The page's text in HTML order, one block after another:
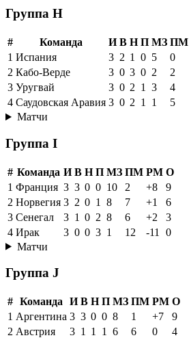
Группа H
# Команда И В Н П МЗ ПМ
1 Испания 3 2 1 0 5 0
2 Кабо-Верде 3 0 3 0 2 2
3 Уругвай 3 0 2 1 3 4
4 Саудовская Аравия 3 0 2 1 1 5
Матчи
Группа I
# Команда И В Н П МЗ ПМ РМ О
1 Франция 3 3 0 0 10 2 +8
9
2 Норвегия 3 2 0 1 8 7 +1
6
3 Сенегал 3 1 0 2 8 6 +2
3
4 Ирак 3 0 0 3 1 12 -11
0
Матчи
Группа J
# Команда И В Н П МЗ ПМ РМ О
1 Аргентина 3 3 0 0 8 1 +7
9
2 Австрия 3 1 1 1 6 6 0
4